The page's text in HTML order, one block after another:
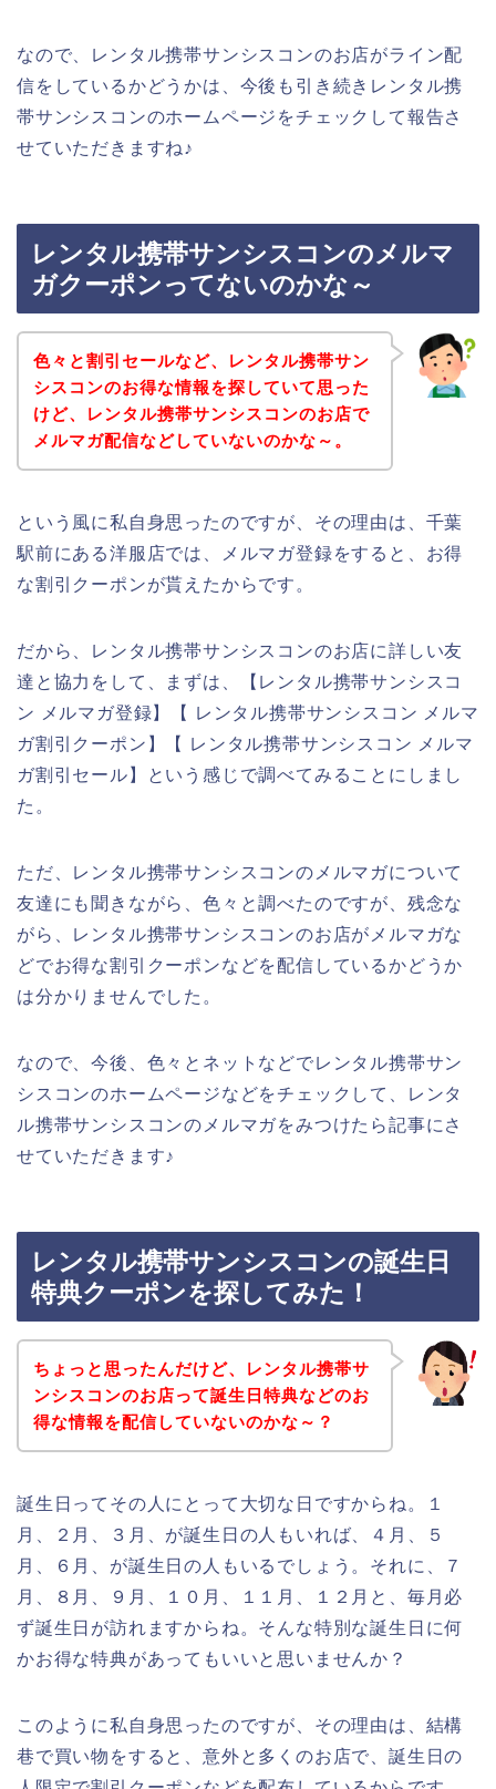
なので、レンタル携帯サンシスコンのお店がライン配
信をしているかどうかは、今後も引き続きレンタル携
帯サンシスコンのホームページをチェックして報告さ
せていただきますね♪
レンタル携帯サンシスコンのメルマ
ガクーポンってないのかな～
色々と割引セールなど、レンタル携帯サン
シスコンのお得な情報を探していて思った
けど、レンタル携帯サンシスコンのお店で
メルマガ配信などしていないのかな～。
という風に私自身思ったのですが、その理由は、千葉
駅前にある洋服店では、メルマガ登録をすると、お得
な割引クーポンが貰えたからです。
だから、レンタル携帯サンシスコンのお店に詳しい友
達と協力をして、まずは、【レンタル携帯サンシスコ
ン メルマガ登録】【 レンタル携帯サンシスコン メルマ
ガ割引クーポン】【 レンタル携帯サンシスコン メルマ
ガ割引セール】という感じで調べてみることにしまし
た。
ただ、レンタル携帯サンシスコンのメルマガについて
友達にも聞きながら、色々と調べたのですが、残念な
がら、レンタル携帯サンシスコンのお店がメルマガな
どでお得な割引クーポンなどを配信しているかどうか
は分かりませんでした。
なので、今後、色々とネットなどでレンタル携帯サン
シスコンのホームページなどをチェックして、レンタ
ル携帯サンシスコンのメルマガをみつけたら記事にさ
せていただきます♪
レンタル携帯サンシスコンの誕生日
特典クーポンを探してみた！
ちょっと思ったんだけど、レンタル携帯サ
ンシスコンのお店って誕生日特典などのお
得な情報を配信していないのかな～？
誕生日ってその人にとって大切な日ですからね。１
月、２月、３月、が誕生日の人もいれば、４月、５
月、６月、が誕生日の人もいるでしょう。それに、７
月、８月、９月、１０月、１１月、１２月と、毎月必
ず誕生日が訪れますからね。そんな特別な誕生日に何
かお得な特典があってもいいと思いませんか？
このように私自身思ったのですが、その理由は、結構
巷で買い物をすると、意外と多くのお店で、誕生日の